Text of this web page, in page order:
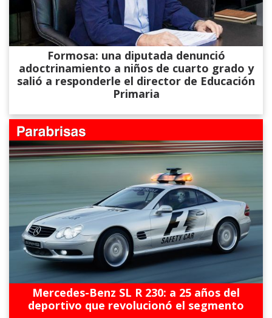
Formosa: una diputada denunció
adoctrinamiento a niños de cuarto grado y
salió a responderle el director de Educación
Primaria
Mercedes-Benz SL R 230: a 25 años del
deportivo que revolucionó el segmento